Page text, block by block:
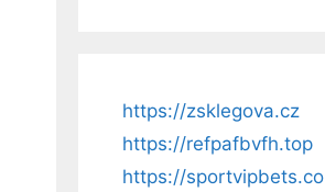
https://zsklegova.cz
https://refpafbvfh.top
https://sportvipbets.co